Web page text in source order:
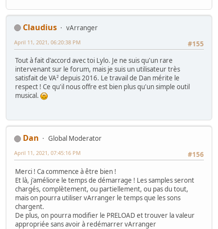
Claudius
vArranger
#155
April 11, 2021, 06:20:38 PM
Tout à fait d'accord avec toi Lylo. Je ne suis qu'un rare
intervenant sur le forum, mais je suis un utilisateur très
satisfait de VA² depuis 2016. Le travail de Dan mérite le
respect ! Ce qu'il nous offre est bien plus qu'un simple outil
musical.
Dan
Global Moderator
#156
April 11, 2021, 07:45:16 PM
Merci ! Ca commence à être bien !
Et là, j'améliore le temps de démarrage ! Les samples seront
chargés, complètement, ou partiellement, ou pas du tout,
mais on pourra utiliser vArranger le temps que les sons
chargent.
De plus, on pourra modifier le PRELOAD et trouver la valeur
appropriée sans avoir à redémarrer vArranger